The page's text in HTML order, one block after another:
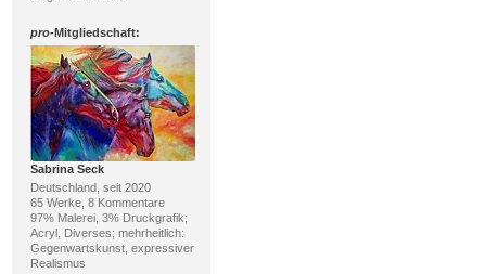
pro-Mitgliedschaft:
Sabrina Seck
Deutschland, seit 2020
65 Werke, 8 Kommentare
97% Malerei, 3% Druckgrafik;
Acryl, Diverses; mehrheitlich:
Gegenwartskunst, expressiver
Realismus